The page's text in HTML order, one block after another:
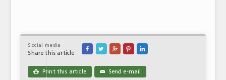
Social media
Share this article
    
 Print this article ✉ Send e-mail